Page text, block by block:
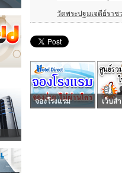
วัดพระปฐมเจดีย์ราช
จองโรงแรม เว็บส